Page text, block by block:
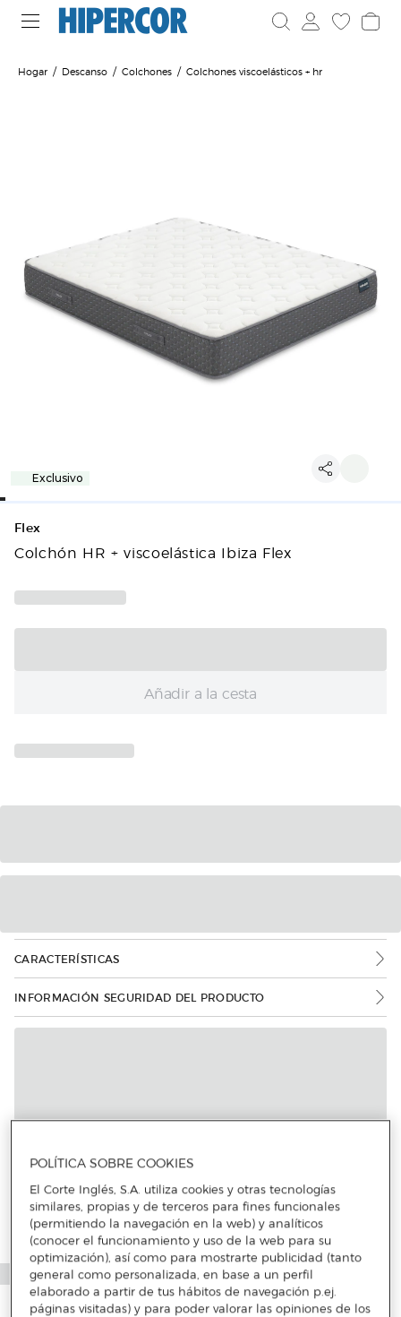
Hogar Descanso Colchones Colchones viscoelásticos + hr
Exclusivo
Flex
Colchón HR + viscoelástica Ibiza Flex
Añadir a la cesta
CARACTERÍSTICAS
INFORMACIÓN SEGURIDAD DEL PRODUCTO
POLÍTICA SOBRE COOKIES
El Corte Inglés, S.A. utiliza cookies y otras tecnologías
similares, propias y de terceros para fines funcionales
(permitiendo la navegación en la web) y analíticos
(conocer el funcionamiento y uso de la web para su
optimización), así como para mostrarte publicidad (tanto
general como personalizada, en base a un perfil
elaborado a partir de tus hábitos de navegación p.ej.
páginas visitadas) y para poder valorar las opiniones de los